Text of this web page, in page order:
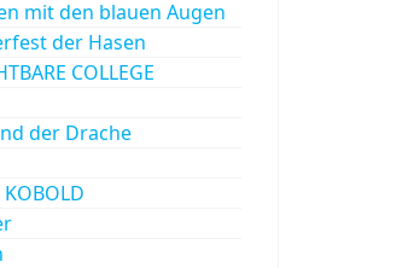
mit den blauen Augen
der Hasen
COLLEGE
der Drache
KOBOLD